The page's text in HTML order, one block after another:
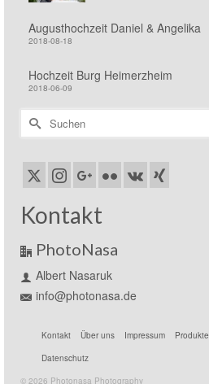
Augusthochzeit Daniel & Angelika
2018-08-18
Hochzeit Burg Heimerzheim
2018-06-09
Suchen
nach:
Kontakt
PhotoNasa
Albert Nasaruk
info@photonasa.de
Kontakt Über uns Impressum Produkte
Datenschutz
© 2026 Photonasa Photography